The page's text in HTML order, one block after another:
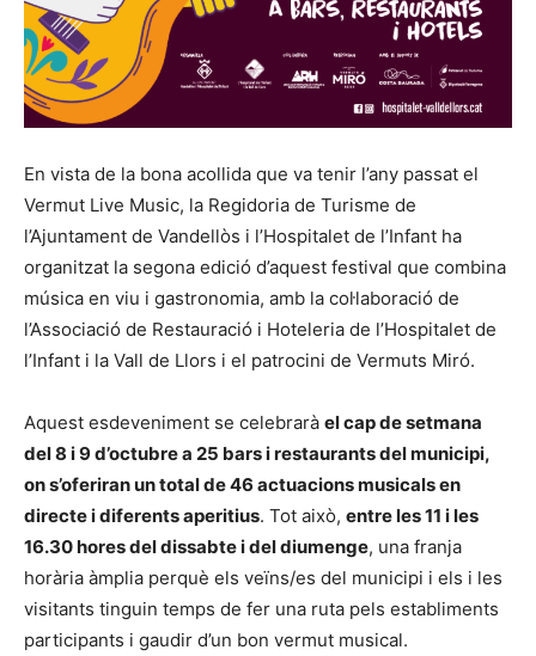
En vista de la bona acollida que va tenir l’any passat el
Vermut Live Music, la Regidoria de Turisme de
l’Ajuntament de Vandellòs i l’Hospitalet de l’Infant ha
organitzat la segona edició d’aquest festival que combina
música en viu i gastronomia, amb la col·laboració de
l’Associació de Restauració i Hoteleria de l’Hospitalet de
l’Infant i la Vall de Llors i el patrocini de Vermuts Miró.
Aquest esdeveniment se celebrarà el cap de setmana
del 8 i 9 d’octubre a 25 bars i restaurants del municipi,
on s’oferiran un total de 46 actuacions musicals en
directe i diferents aperitius. Tot això, entre les 11 i les
16.30 hores del dissabte i del diumenge, una franja
horària àmplia perquè els veïns/es del municipi i els i les
visitants tinguin temps de fer una ruta pels establiments
participants i gaudir d’un bon vermut musical.